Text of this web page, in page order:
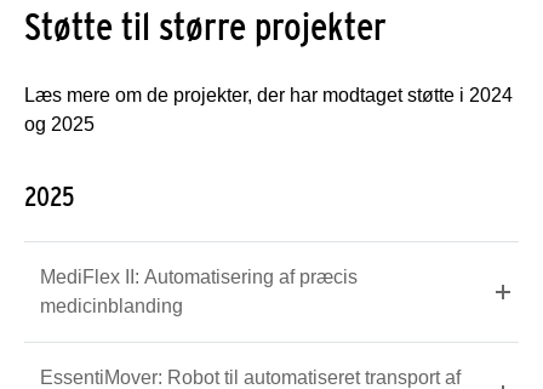
Støtte til større projekter
Læs mere om de projekter, der har modtaget støtte i 2024
og 2025
2025
MediFlex II: Automatisering af præcis
medicinblanding
EssentiMover: Robot til automatiseret transport af